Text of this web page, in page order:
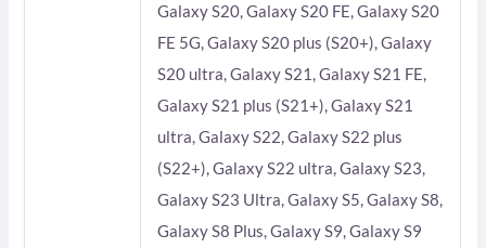
Galaxy S20, Galaxy S20 FE, Galaxy S20
FE 5G, Galaxy S20 plus (S20+), Galaxy
S20 ultra, Galaxy S21, Galaxy S21 FE,
Galaxy S21 plus (S21+), Galaxy S21
ultra, Galaxy S22, Galaxy S22 plus
(S22+), Galaxy S22 ultra, Galaxy S23,
Galaxy S23 Ultra, Galaxy S5, Galaxy S8,
Galaxy S8 Plus, Galaxy S9, Galaxy S9